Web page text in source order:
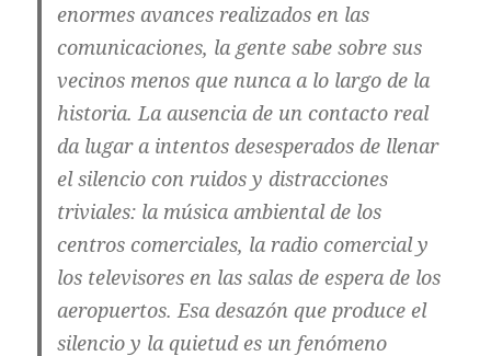
enormes avances realizados en las
comunicaciones, la gente sabe sobre sus
vecinos menos que nunca a lo largo de la
historia. La ausencia de un contacto real
da lugar a intentos desesperados de llenar
el silencio con ruidos y distracciones
triviales: la música ambiental de los
centros comerciales, la radio comercial y
los televisores en las salas de espera de los
aeropuertos. Esa desazón que produce el
silencio y la quietud es un fenómeno